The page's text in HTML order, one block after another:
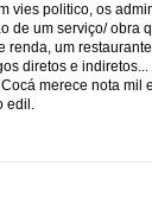
vies politico, os
de um serviço/ obra
renda, um
diretos e
merece nota
edil.